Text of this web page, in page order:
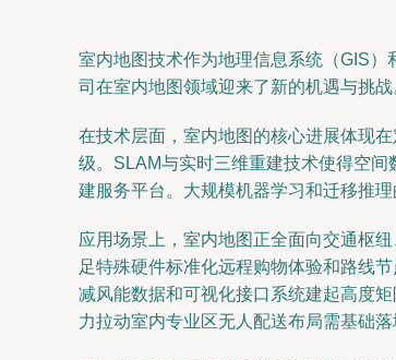
室内地图技术作为地理信息系统（GIS
司在室内地图领域迎来了新的机遇与挑
在技术层面，室内地图的核心进展体现
级。SLAM与实时三维重建技术使得空
建服务平台。大规模机器学习和迁移推
应用场景上，室内地图正全面向交通枢
足特殊硬件标准化远程购物体验和路线
减风能数据和可视化接口系统建起高度
力拉动室内专业区无人配送布局需基础